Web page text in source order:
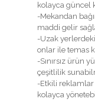
kolayca güncel
-Mekandan
maddi gelir
-Uzak
onlar ile temas
-Sınırsız ürün
çeşitlilik
-Etkili reklamlar
kolayca